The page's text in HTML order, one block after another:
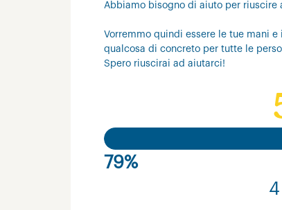
Abbiamo bisogno di aiuto per riuscire
Vorremmo quindi essere le tue mani
qualcosa di concreto per tutte le
Spero riuscirai ad aiutarci!
79%